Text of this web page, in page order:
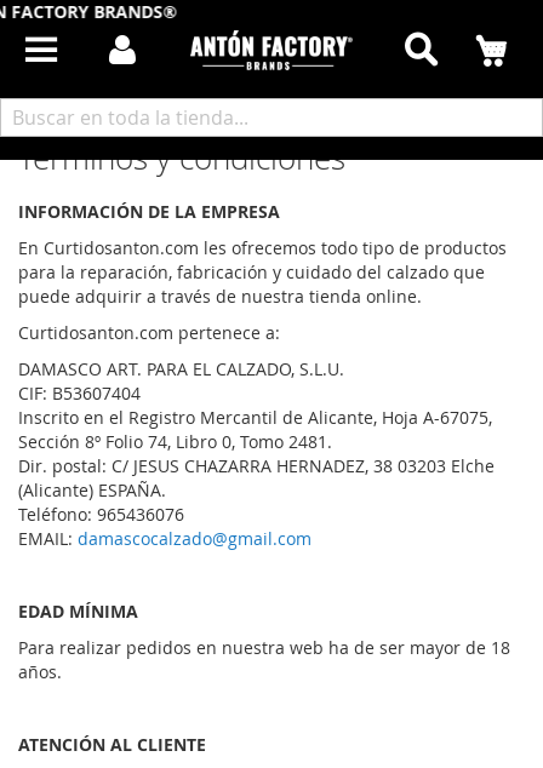
BRANDS®
Buscar
Inicio Términos y Condiciones
Términos y condiciones
INFORMACIÓN DE LA EMPRESA
En Curtidosanton.com les ofrecemos todo tipo de productos
para la reparación, fabricación y cuidado del calzado que
puede adquirir a través de nuestra tienda online.
Curtidosanton.com pertenece a:
DAMASCO ART. PARA EL CALZADO, S.L.U.
CIF: B53607404
Inscrito en el Registro Mercantil de Alicante, Hoja A-67075,
Sección 8º Folio 74, Libro 0, Tomo 2481.
Dir. postal: C/ JESUS CHAZARRA HERNADEZ, 38 03203 Elche
(Alicante) ESPAÑA.
Teléfono: 965436076
EMAIL: damascocalzado@gmail.com
EDAD MÍNIMA
Para realizar pedidos en nuestra web ha de ser mayor de 18
años.
ATENCIÓN AL CLIENTE